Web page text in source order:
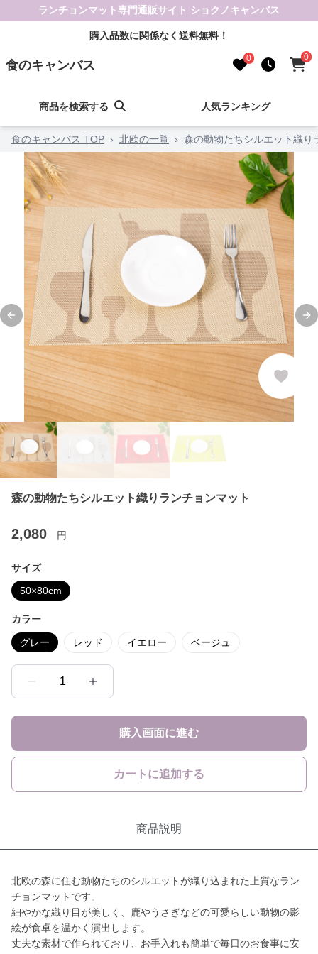
ランチョンマット専門通販サイト ショクノキャンバス
購入品数に関係なく送料無料！
食のキャンバス 0 0
商品を検索する 人気ランキング
食のキャンバス TOP › 北欧の一覧 › 森の動物たちシルエット織り
Previous slide
森の動物たちシルエット織りランチョンマット
2,080 円
サイズ
50×80cm
カラー
グレー レッド イエロー ベージュ
1
購入画面に進む
カートに追加する
商品説明
北欧の森に住む動物たちのシルエットが織り込まれた上質なラン
チョンマットです。
細やかな織り目が美しく、鹿やうさぎなどの可愛らしい動物の影
絵が食卓を温かく演出します。
丈夫な素材で作られており、お手入れも簡単で毎日のお食事に安